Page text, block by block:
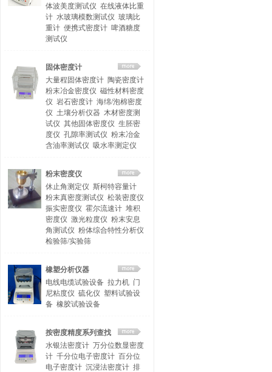
体波美度测试仪 在线液体比重
计 水玻璃模数测试仪 玻璃比
重计 便携式密度计 啤酒糖度
测试仪
固体密度计
大量程固体密度计 陶瓷密度计
粉末冶金密度仪 磁性材料密度
仪 岩石密度计 海绵/泡棉密度
仪 土壤分析仪器 木材密度测
试仪 其他固体密度仪 生胚密
度仪 孔隙率测试仪 粉末冶金
含油率测试仪 吸水率测定仪
粉末密度仪
休止角测定仪 斯柯特容量计
粉末真密度测试仪 松装密度仪
振实密度仪 霍尔流速计 堆积
密度仪 激光粒度仪 粉末安息
角测试仪 粉体综合特性分析仪
检验筛/实验筛
橡塑分析仪器
电线电缆试验设备 拉力机 门
尼粘度仪 硫化仪 塑料试验设
备 橡胶试验设备
按密度精度系列查找
水银法密度计 万分位数显密度
计 千分位电子密度计 百分位
电子密度计 沉浸法密度计 排